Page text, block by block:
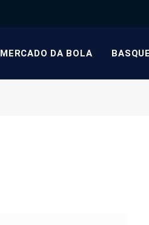
MERCADO DA BOLA